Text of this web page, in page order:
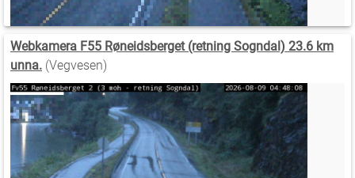
Webkamera F55 Røneidsberget (retning Sogndal) 23.6 km
unna. (Vegvesen)